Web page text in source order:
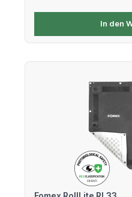
In den